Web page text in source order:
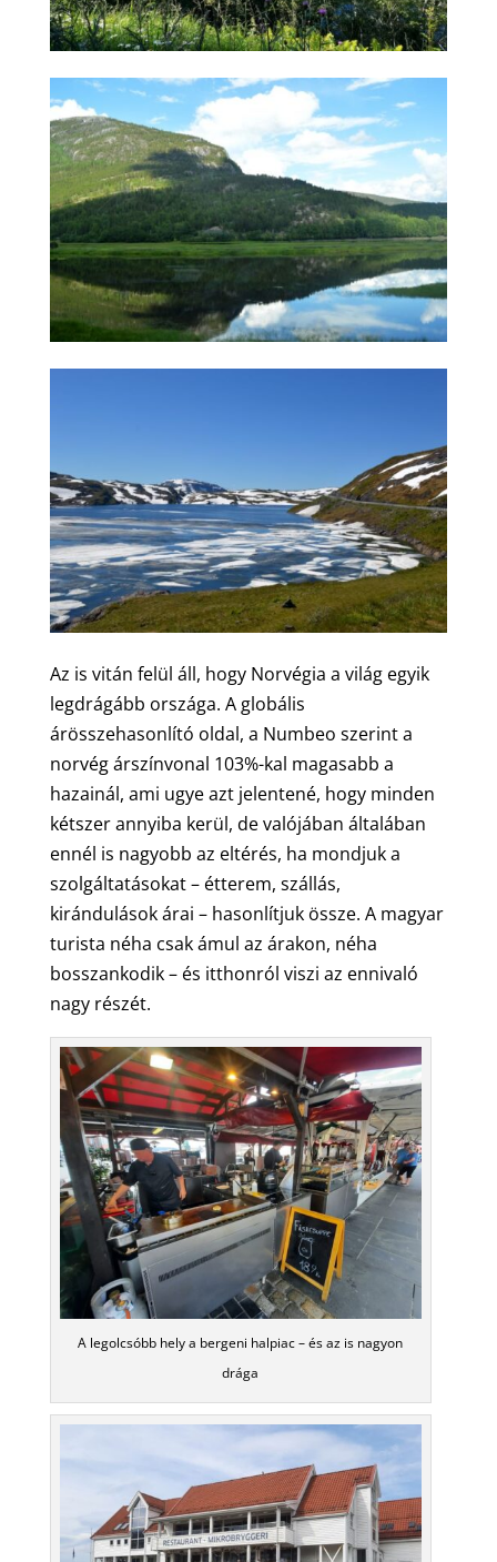
Az is vitán felül áll, hogy Norvégia a világ egyik
legdrágább országa. A globális
árösszehasonlító oldal, a Numbeo szerint a
norvég árszínvonal 103%-kal magasabb a
hazainál, ami ugye azt jelentené, hogy minden
kétszer annyiba kerül, de valójában általában
ennél is nagyobb az eltérés, ha mondjuk a
szolgáltatásokat – étterem, szállás,
kirándulások árai – hasonlítjuk össze. A magyar
turista néha csak ámul az árakon, néha
bosszankodik – és itthonról viszi az ennivaló
nagy részét.
A legolcsóbb hely a bergeni halpiac – és az is nagyon
drága